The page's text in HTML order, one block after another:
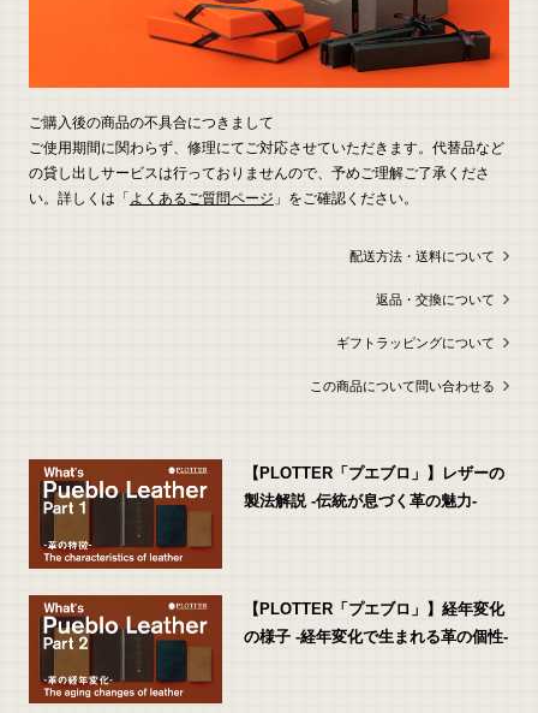
ご購入後の商品の不具合につきまして
ご使用期間に関わらず、修理にてご対応させていただきます。代替品など
の貸し出しサービスは行っておりませんので、予めご理解ご了承くださ
い。詳しくは「よくあるご質問ページ 」をご確認ください。
配送方法・送料について
返品・交換について
ギフトラッピングについて
この商品について問い合わせる
【PLOTTER「プエブロ」】レザーの
製法解説 -伝統が息づく革の魅力-
【PLOTTER「プエブロ」】経年変化
の様子 -経年変化で生まれる革の個性-